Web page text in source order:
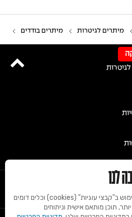
מיתרים לגיטרות מיתרים בודדים
לנו
לידיעתכם, באתר זה נעשה שימוש ב"קבצי עוגיות" (cookies) וכלים דומים
תוכן מותאם אישית וניתוחים